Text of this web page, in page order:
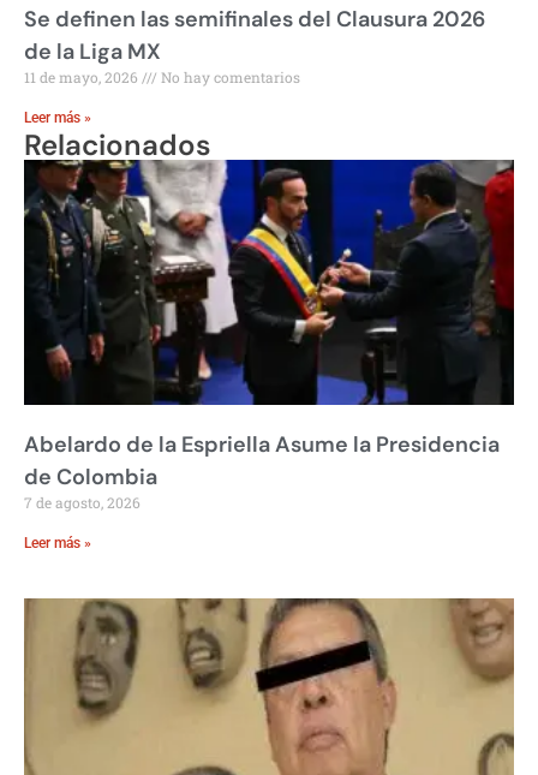
Se definen las semifinales del Clausura 2026
de la Liga MX
11 de mayo, 2026 No hay comentarios
Leer más »
Relacionados
Abelardo de la Espriella Asume la Presidencia
de Colombia
7 de agosto, 2026
Leer más »